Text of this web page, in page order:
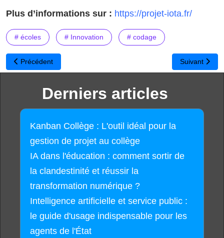
Plus d’informations sur : https://projet-iota.fr/
# écoles # Innovation # codage
Article précédent : Inscrivez vos élèves à la nouvelle édition du
Précédent Article
Suivant
Derniers articles
Kanban Collège : L'outil idéal pour la
gestion de projet au collège
IA dans l'éducation : comment sortir de
la clandestinité et réussir la
transformation numérique ?
Intelligence artificielle et service public :
le guide d'usage indispensable pour les
agents de l'État